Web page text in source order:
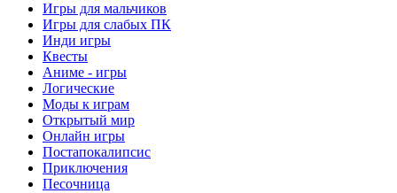
Игры для мальчиков
Игры для слабых ПК
Инди игры
Квесты
Аниме - игры
Логические
Моды к играм
Открытый мир
Онлайн игры
Постапокалипсис
Приключения
Песочница